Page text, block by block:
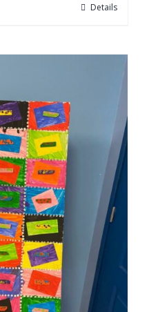
Details